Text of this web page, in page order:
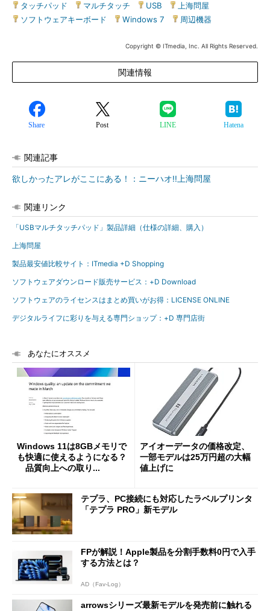
タッチパッド マルチタッチ USB 上海問屋
ソフトウェアキーボード
Windows 7 周辺機器
Copyright © ITmedia, Inc. All Rights Reserved.
関連情報
Share Post LINE Hatena
関連記事
欲しかったアレがここにある！：ニーハオ!!上海問屋
関連リンク
「USBマルチタッチパッド」製品詳細（仕様の詳細、購入）
上海問屋
製品最安値比較サイト：ITmedia +D Shopping
ソフトウェアダウンロード販売サービス：+D Download
ソフトウェアのライセンスはまとめ買いがお得：LICENSE ONLINE
デジタルライフに彩りを与える専門ショップ：+D 専門店街
あなたにオススメ
Windows 11は8GBメモリで
も快適に使えるようになる？
品質向上への取り...
アイオーデータの価格改定、
一部モデルは25万円超の大幅
値上げに
テプラ、PC接続にも対応したラベルプリンタ
「テプラ PRO」新モデル
FPが解説！Apple製品を分割手数料0円で入手
する方法とは？
AD（Fav-Log）
arrowsシリーズ最新モデルを発売前に触れる